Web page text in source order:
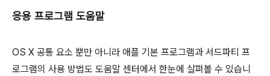
응용 프로그램 도움말
OS X 공통 요소 뿐만 아니라 애플 기본 프로그램과 서드파티 프
로그램의 사용 방법도 도움말 센터에서 한눈에 살펴볼 수 있습니